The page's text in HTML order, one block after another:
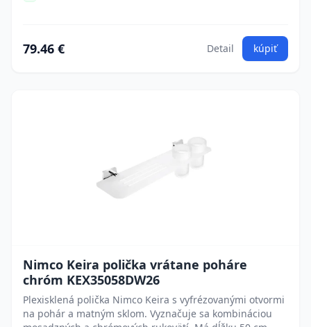
79.46 € Detail kúpiť
Nimco Keira polička vrátane poháre
chróm KEX35058DW26
Plexisklená polička Nimco Keira s vyfrézovanými otvormi
na pohár a matným sklom. Vyznačuje sa kombináciou